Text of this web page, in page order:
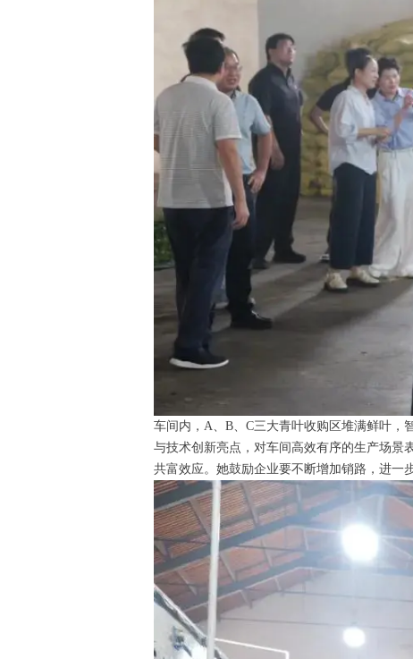
车间内，A、B、C三大青叶收购区堆满鲜叶，
与技术创新亮点，对车间高效有序的生产场景
共富效应。她鼓励企业要不断增加销路，进一